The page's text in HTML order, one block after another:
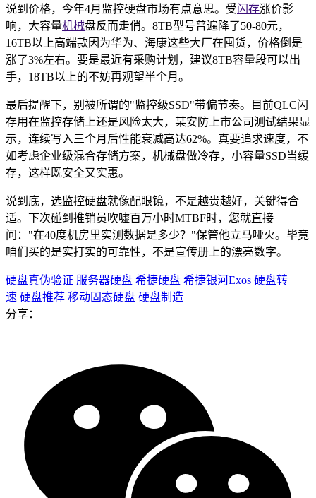
说到价格，今年4月监控硬盘市场有点意思。受闪存涨价影
响，大容量机械盘反而走俏。8TB型号普遍降了50-80元，
16TB以上高端款因为华为、海康这些大厂在囤货，价格倒是
涨了3%左右。要是最近有采购计划，建议8TB容量段可以出
手，18TB以上的不妨再观望半个月。
最后提醒下，别被所谓的"监控级SSD"带偏节奏。目前QLC闪
存用在监控存储上还是风险太大，某安防上市公司测试结果显
示，连续写入三个月后性能衰减高达62%。真要追求速度，不
如考虑企业级混合存储方案，机械盘做冷存，小容量SSD当缓
存，这样既安全又实惠。
说到底，选监控硬盘就像配眼镜，不是越贵越好，关键得合
适。下次碰到推销员吹嘘百万小时MTBF时，您就直接
问："在40度机房里实测数据是多少？"保管他立马哑火。毕竟
咱们买的是实打实的可靠性，不是宣传册上的漂亮数字。
硬盘真伪验证 服务器硬盘 希捷硬盘 希捷银河Exos 硬盘转
速 硬盘推荐 移动固态硬盘 硬盘制造
分享：